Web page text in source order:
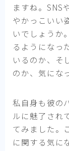
ますね。SNS
やかっこいい
いでしょうか
るようになっ
いるのか、そ
のか、気にな
私自身も彼の
ルに魅了され
てみました。
に関する気に